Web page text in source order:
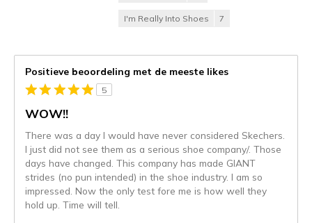
I'm Really Into Shoes 7
Positieve beoordeling met de meeste likes
5
WOW!!
There was a day I would have never considered Skechers.
I just did not see them as a serious shoe company/. Those
days have changed. This company has made GIANT
strides (no pun intended) in the shoe industry. I am so
impressed. Now the only test fore me is how well they
hold up. Time will tell.